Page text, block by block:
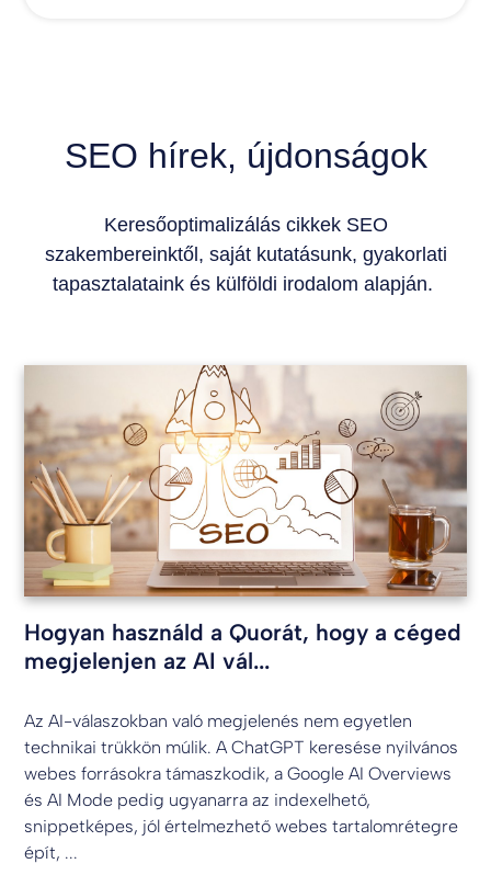
SEO hírek, újdonságok
Keresőoptimalizálás cikkek SEO
szakembereinktől, saját kutatásunk, gyakorlati
tapasztalataink és külföldi irodalom alapján.
Hogyan használd a Quorát, hogy a céged
megjelenjen az AI vál...
Az AI-válaszokban való megjelenés nem egyetlen
technikai trükkön múlik. A ChatGPT keresése nyilvános
webes forrásokra támaszkodik, a Google AI Overviews
és AI Mode pedig ugyanarra az indexelhető,
snippetképes, jól értelmezhető webes tartalomrétegre
épít, ...